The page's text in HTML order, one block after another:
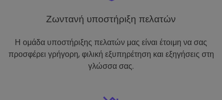
Ζωντανή υποστήριξη πελατών
Η ομάδα υποστήριξης πελατών μας είναι έτοιμη να σας
προσφέρει γρήγορη, φιλική εξυπηρέτηση και εξηγήσεις στη
γλώσσα σας.